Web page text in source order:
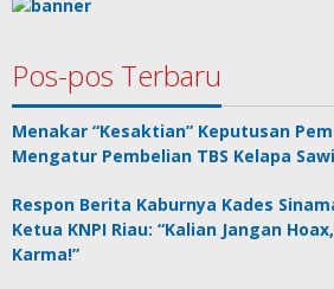
Pos-pos Terbaru
Menakar “Kesaktian” Keputusan
Mengatur Pembelian TBS Kelapa
Respon Berita Kaburnya Kades
Ketua KNPI Riau: “Kalian Jangan
Karma!”